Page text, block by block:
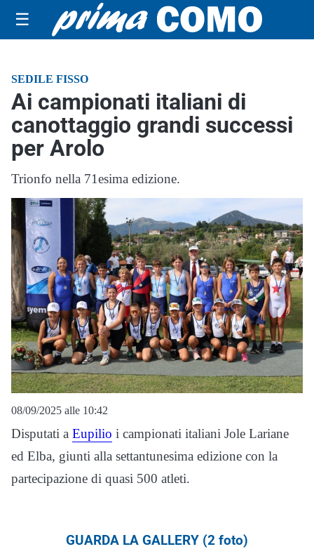
☰
SEDILE FISSO
Ai campionati italiani di
canottaggio grandi successi
per Arolo
Trionfo nella 71esima edizione.
08/09/2025 alle 10:42
Disputati a Eupilio i campionati italiani Jole Lariane
ed Elba, giunti alla settantunesima edizione con la
partecipazione di quasi 500 atleti.
GUARDA LA GALLERY (2 foto)